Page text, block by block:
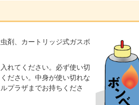
剤、カートリッジ式ガスボ
れてください。必ず使い切
ださい。中身が使い切れな
プラザまでお持ちくださ